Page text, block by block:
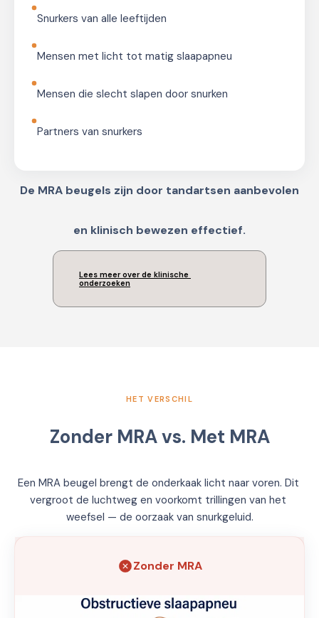
Snurkers van alle leeftijden
Mensen met licht tot matig slaapapneu
Mensen die slecht slapen door snurken
Partners van snurkers
De MRA beugels zijn door tandartsen aanbevolen
en klinisch bewezen effectief.
Lees meer over de klinische
onderzoeken
HET VERSCHIL
Zonder MRA vs. Met MRA
Een MRA beugel brengt de onderkaak licht naar voren. Dit
vergroot de luchtweg en voorkomt trillingen van het
weefsel — de oorzaak van snurkgeluid.
Zonder MRA